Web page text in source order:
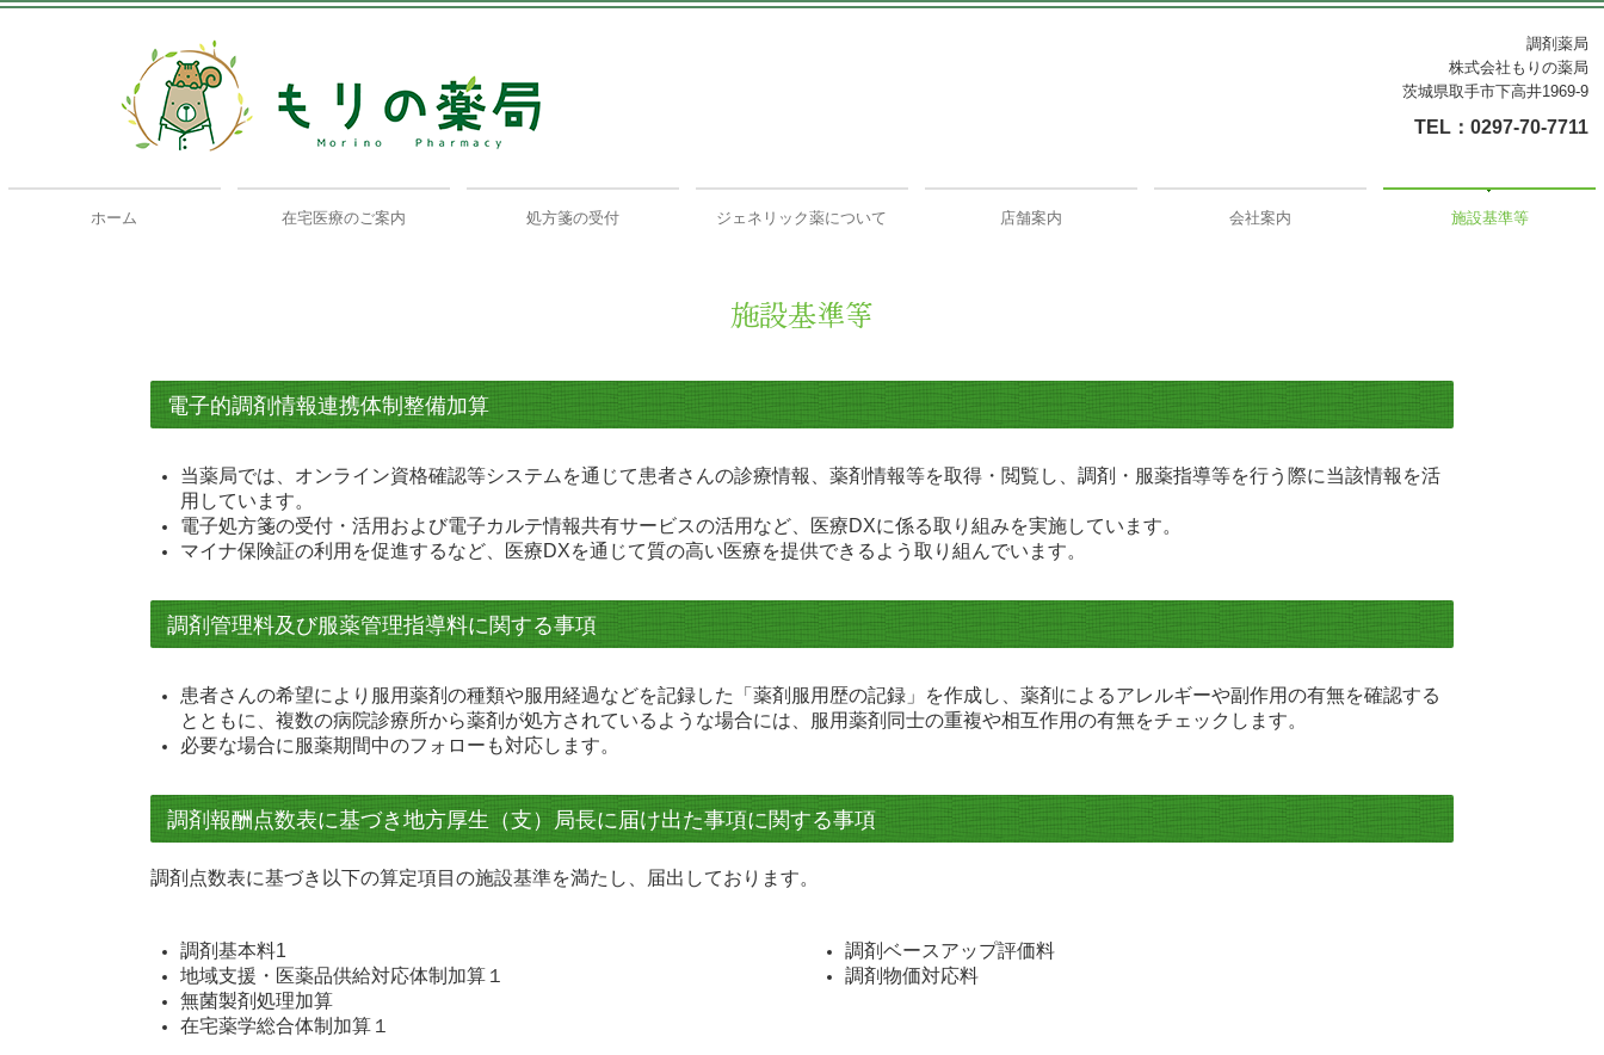
調剤薬局
株式会社もりの薬局
茨城県取手市下高井1969-9
TEL： 0297-70-7711
ホーム 在宅医療のご案内 処方箋の受付 ジェネリック薬について 店舗案内 会社案内 施設基準等
施設基準等
電子的調剤情報連携体制整備加算
当薬局では、オンライン資格確認等システムを通じて患者さんの診療情報、薬剤情報等を取得・閲覧し、調剤・服薬指導等を行う際に当該情報を活
用しています。
電子処方箋の受付・活用および電子カルテ情報共有サービスの活用など、医療DXに係る取り組みを実施しています。
マイナ保険証の利用を促進するなど、医療DXを通じて質の高い医療を提供できるよう取り組んでいます。
調剤管理料及び服薬管理指導料に関する事項
患者さんの希望により服用薬剤の種類や服用経過などを記録した「薬剤服用歴の記録」を作成し、 薬剤によるアレルギーや副作用の有無を確認する
とともに、複数の病院診療所から薬剤が処方されているような場合には、服用薬剤同士の重複や相互作用の有無をチェックします。
必要な場合に服薬期間中のフォローも対応します。
調剤報酬点数表に基づき地方厚生（支）局長に届け出た事項に関する事項
調剤点数表に基づき以下の算定項目の施設基準を満たし、届出しております。
調剤基本料1
地域支援・医薬品供給対応体制加算１
無菌製剤処理加算
在宅薬学総合体制加算１
調剤ベースアップ評価料
調剤物価対応料